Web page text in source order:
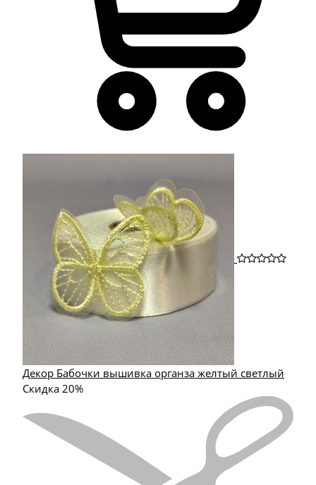
Декор Бабочки вышивка органза желтый светлый
Скидка 20%